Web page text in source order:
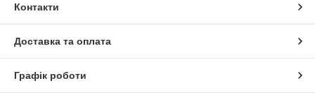
Контакти
Доставка та оплата
Графік роботи